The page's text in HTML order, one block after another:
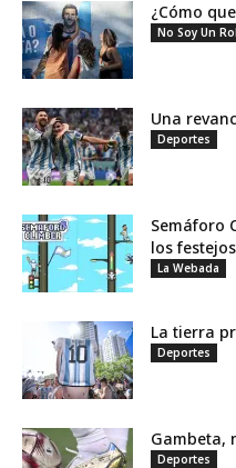
¿Cómo
No Soy Un
Una
Deportes
Semáforo
los
La Webada
La tierra
Deportes
Gambeta,
Deportes